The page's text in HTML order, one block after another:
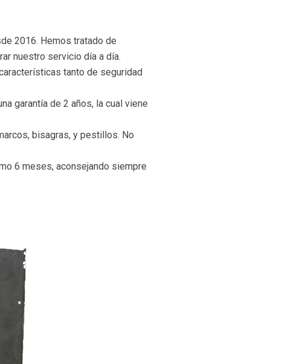
2016. Hemos tratado de
nuestro servicio día a dí­a.
tanto de seguridad
garantía de 2 años, la cual viene
bisagras, y pestillos. No
6 meses, aconsejando siempre